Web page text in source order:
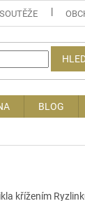
SOUTĚŽE
BLOG
křížením